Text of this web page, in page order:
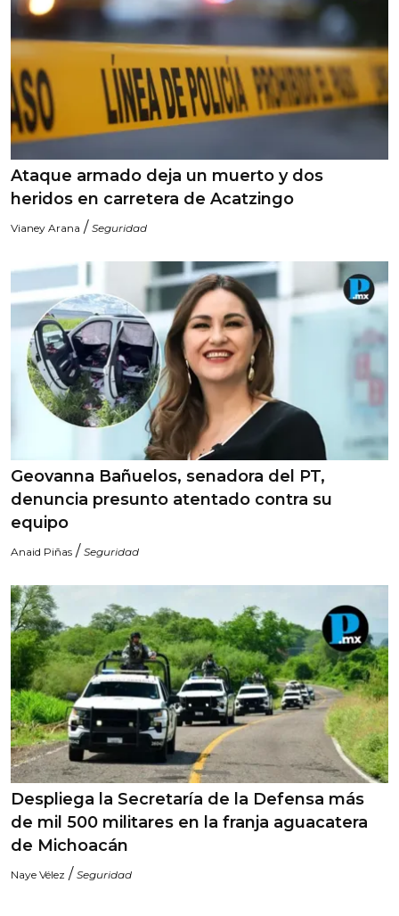
Ataque armado deja un muerto y dos
heridos en carretera de Acatzingo
Vianey Arana / Seguridad
Geovanna Bañuelos, senadora del PT,
denuncia presunto atentado contra su
equipo
Anaid Piñas / Seguridad
Despliega la Secretaría de la Defensa más
de mil 500 militares en la franja aguacatera
de Michoacán
Naye Vélez / Seguridad